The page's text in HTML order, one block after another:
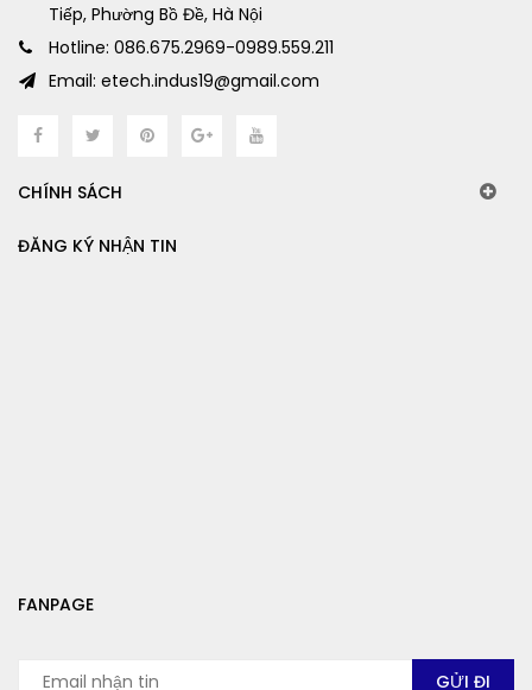
Tiếp, Phường Bồ Đề, Hà Nội
Hotline: 086.675.2969-0989.559.211
Email: etech.indus19@gmail.com
CHÍNH SÁCH
ĐĂNG KÝ NHẬN TIN
FANPAGE